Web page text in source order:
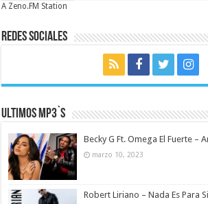
A Zeno.FM Station
Redes Sociales
Ultimos MP3`s
Becky G Ft. Omega El Fuerte –
marzo 10, 2023
Robert Liriano – Nada Es Para